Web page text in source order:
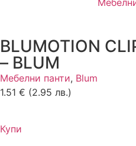
BLUMOTION
– BLUM
Мебелни панти, Blum
1.51 € (2.95 лв.)
Купи